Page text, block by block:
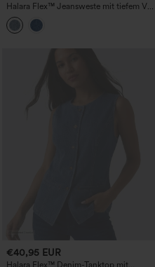
Halara Flex™ Jeansweste mit tiefem V-
Ausschnitt, Knopfleiste und Streifen,
lässig
€40,95 EUR